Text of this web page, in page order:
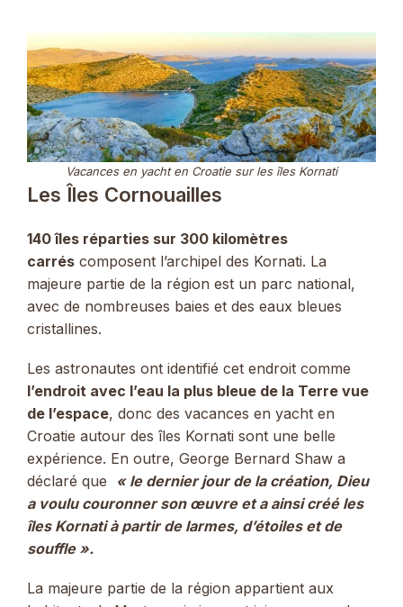
Vacances en yacht en Croatie sur les îles Kornati
Les Îles Cornouailles
140 îles réparties sur 300 kilomètres
carrés composent l’archipel des Kornati. La
majeure partie de la région est un parc national,
avec de nombreuses baies et des eaux bleues
cristallines.
Les astronautes ont identifié cet endroit comme
l’endroit avec l’eau la plus bleue de la Terre vue
de l’espace, donc des vacances en yacht en
Croatie autour des îles Kornati sont une belle
expérience. En outre, George Bernard Shaw a
déclaré que « le dernier jour de la création, Dieu
a voulu couronner son œuvre et a ainsi créé les
îles Kornati à partir de larmes, d’étoiles et de
souffle ».
La majeure partie de la région appartient aux